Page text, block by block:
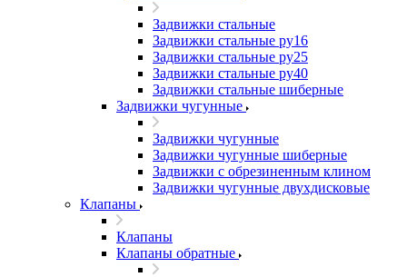
Задвижки стальные
Задвижки стальные ру16
Задвижки стальные ру25
Задвижки стальные ру40
Задвижки стальные шиберные
Задвижки чугунные
Задвижки чугунные
Задвижки чугунные шиберные
Задвижки с обрезиненным клином
Задвижки чугунные двухдисковые
Клапаны
Клапаны
Клапаны обратные